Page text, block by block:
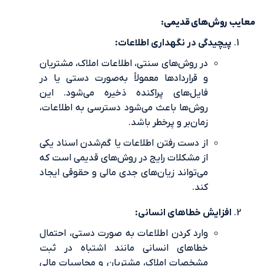
قدیمی:
در نگهداری اطلاعات:
در روش‌های سنتی، اطلاعات املاک، مشتریان
و قراردادها معمولاً به‌صورت دستی یا در
فایل‌های پراکنده ذخیره می‌شود. این
روش‌ها باعث می‌شود دسترسی به اطلاعات،
زمان‌بر و پرخطر باشد.
از دست رفتن اطلاعات یا گم‌شدن اسناد یکی
از مشکلات رایج در روش‌های قدیمی است که
می‌تواند زیان‌های جدی مالی و حقوقی ایجاد
خطاهای انسانی:
وارد کردن اطلاعات به صورت دستی، احتمال
خطاهای انسانی مانند اشتباه در ثبت
مشخصات املاک، مشتریان و محاسبات مالی